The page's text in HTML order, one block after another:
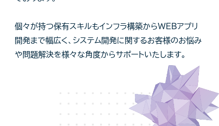
個々が持つ保有スキルもインフラ構築からWEBアプリ
開発まで幅広く、システム開発に関するお客様のお悩み
や問題解決を様々な角度からサポートいたします。